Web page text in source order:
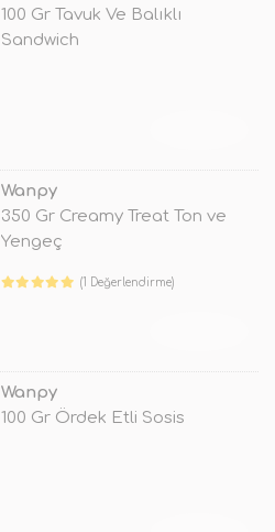
100 Gr Tavuk Ve Balıklı
Sandwich
Wanpy
350 Gr Creamy Treat Ton ve
Yengeç
(1 Değerlendirme)
Wanpy
100 Gr Ördek Etli Sosis